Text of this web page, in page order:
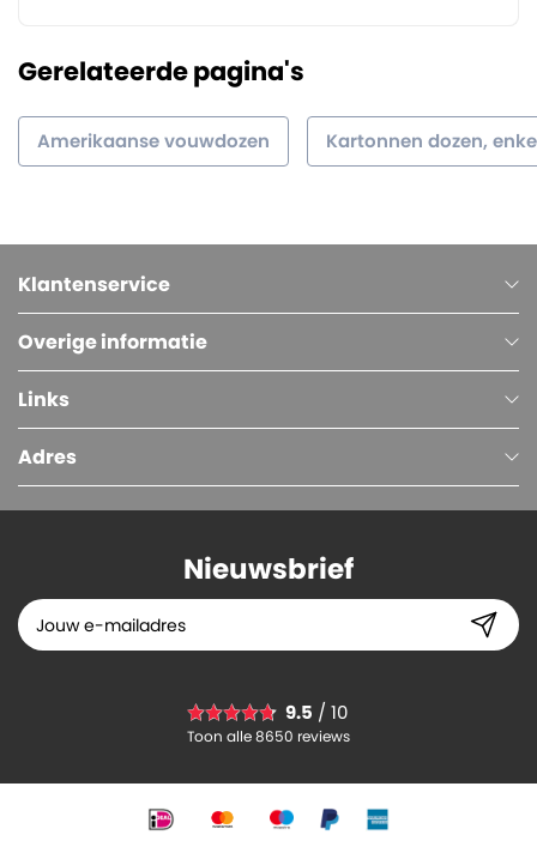
In winkelwagen
Gerelateerde pagina's
Amerikaanse vouwdozen Kartonnen dozen,
Klantenservice
Overige informatie
Links
Adres
Nieuwsbrief
9.5 / 10
Toon alle 8650 reviews